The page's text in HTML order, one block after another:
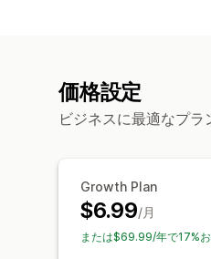
価格設定
ビジネスに最適なプラ
Growth Plan
$6.99/月
または$69.99/年で17%